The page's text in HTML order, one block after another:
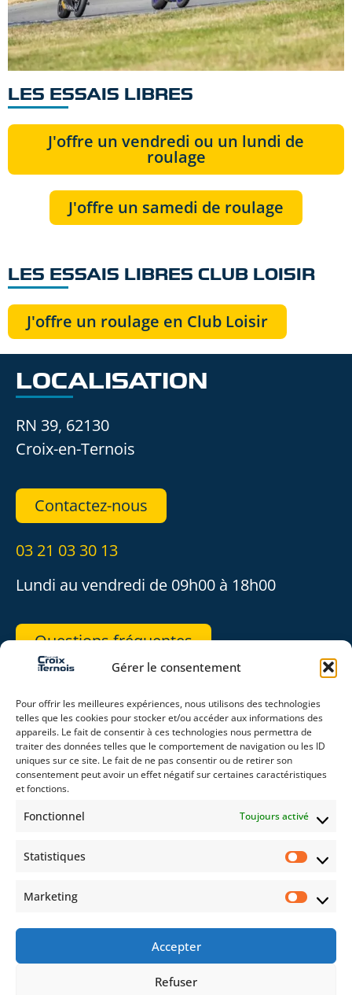
Gérer le consentement
Pour offrir les meilleures expériences, nous utilisons des technologies
telles que les cookies pour stocker et/ou accéder aux informations des
appareils. Le fait de consentir à ces technologies nous permettra de
traiter des données telles que le comportement de navigation ou les ID
uniques sur ce site. Le fait de ne pas consentir ou de retirer son
consentement peut avoir un effet négatif sur certaines caractéristiques
et fonctions.
Fonctionnel Toujours activé
Statistiques
Marketing
Accepter
Refuser
LES ESSAIS LIBRES
J'offre un vendredi ou un lundi de
roulage
J'offre un samedi de roulage
LES ESSAIS LIBRES CLUB LOISIR
J'offre un roulage en Club Loisir
LOCALISATION
RN 39, 62130
Croix-en-Ternois
Contactez-nous
03 21 03 30 13
Lundi au vendredi de 09h00 à 18h00
Questions fréquentes
RESTEZ CONNECTÉ(E)
En vous inscrivant, vous acceptez de recevoir nos offres
Politique de confidentialité